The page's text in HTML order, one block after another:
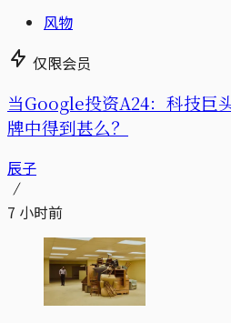
风物
仅限会员
当Google投资A24：科技
牌中得到甚么？
辰子
7 小时前